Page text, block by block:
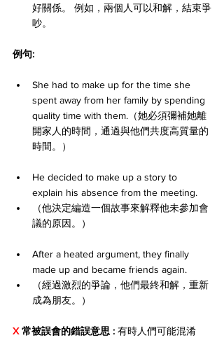
好關係。 例如，兩個人可以和解，結束爭
吵。
例句:
She had to make up for the time she
spent away from her family by spending
quality time with them.（她必須彌補她離
開家人的時間，通過與他們共度高質量的
時間。）
He decided to make up a story to
explain his absence from the meeting.
（他決定編造一個故事來解釋他未參加會
議的原因。）
After a heated argument, they finally
made up and became friends again.
（經過激烈的爭論，他們最終和解，重新
成為朋友。）
X 常被誤會的錯誤意思 : 有時人們可能混淆